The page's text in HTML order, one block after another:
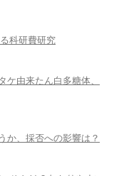
科研費研究
由来たん白多糖体、
か、採否への影響は？